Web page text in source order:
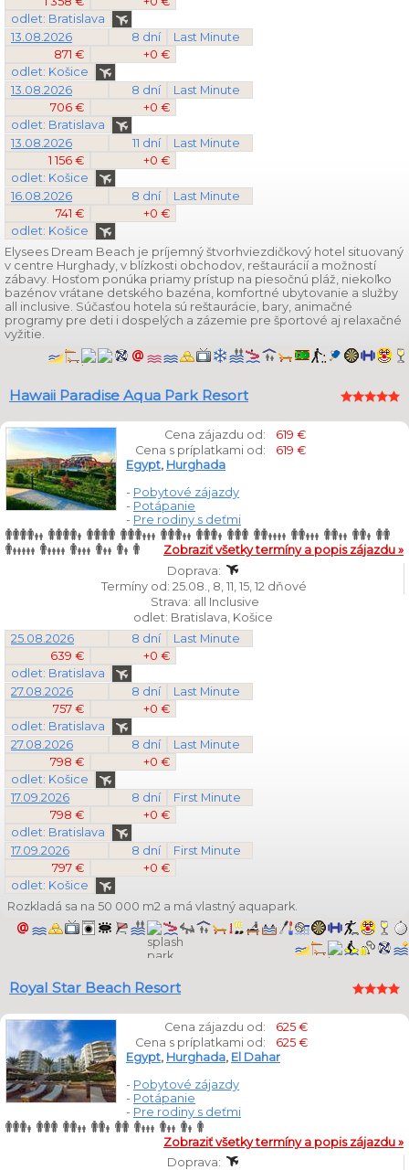
odlet: Bratislava
13.08.2026
8 dní
Last Minute
871 €
+0 €
odlet: Košice
13.08.2026
8 dní
Last Minute
706 €
+0 €
odlet: Bratislava
13.08.2026
11 dní
Last Minute
1 156 €
+0 €
odlet: Košice
16.08.2026
8 dní
Last Minute
741 €
+0 €
odlet: Košice
Elysees Dream Beach je príjemný štvorhviezdičkový hotel situovaný
v centre Hurghady, v blízkosti obchodov, reštaurácií a možností
zábavy. Hosťom ponúka priamy prístup na piesočnú pláž, niekoľko
bazénov vrátane detského bazéna, komfortné ubytovanie a služby
all inclusive. Súčasťou hotela sú reštaurácie, bary, animačné
programy pre deti i dospelých a zázemie pre športové aj relaxačné
vyžitie.
Hawaii Paradise Aqua Park Resort
Cena zájazdu od:
619 €
Cena s príplatkami od:
619 €
Egypt, Hurghada
- Pobytové zájazdy
- Potápanie
- Pre rodiny s deťmi
Zobraziť všetky termíny a popis zájazdu »
Doprava:
Termíny od: 25.08., 8, 11, 15, 12 dňové
Strava: all Inclusive
odlet: Bratislava, Košice
25.08.2026
8 dní
Last Minute
639 €
+0 €
odlet: Bratislava
27.08.2026
8 dní
Last Minute
757 €
+0 €
odlet: Bratislava
27.08.2026
8 dní
Last Minute
798 €
+0 €
odlet: Košice
17.09.2026
8 dní
First Minute
798 €
+0 €
odlet: Bratislava
17.09.2026
8 dní
First Minute
797 €
+0 €
odlet: Košice
Rozkladá sa na 50 000 m2 a má vlastný aquapark.
Royal Star Beach Resort
Cena zájazdu od:
625 €
Cena s príplatkami od:
625 €
Egypt, Hurghada, El Dahar
- Pobytové zájazdy
- Potápanie
- Pre rodiny s deťmi
Zobraziť všetky termíny a popis zájazdu »
Doprava: